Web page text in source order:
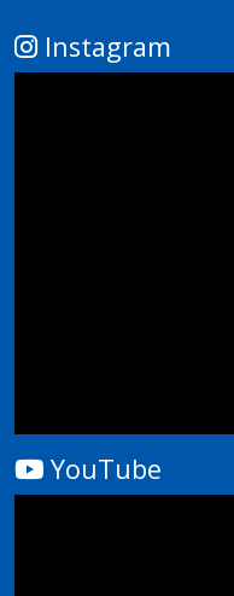
Instagram
YouTube